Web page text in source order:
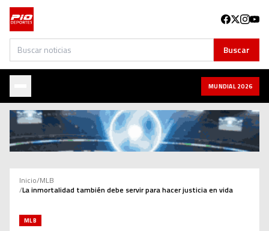
Buscar Buscar
MUNDIAL 2026
Inicio/MLB
/La inmortalidad también debe servir para hacer justicia en vida
MLB